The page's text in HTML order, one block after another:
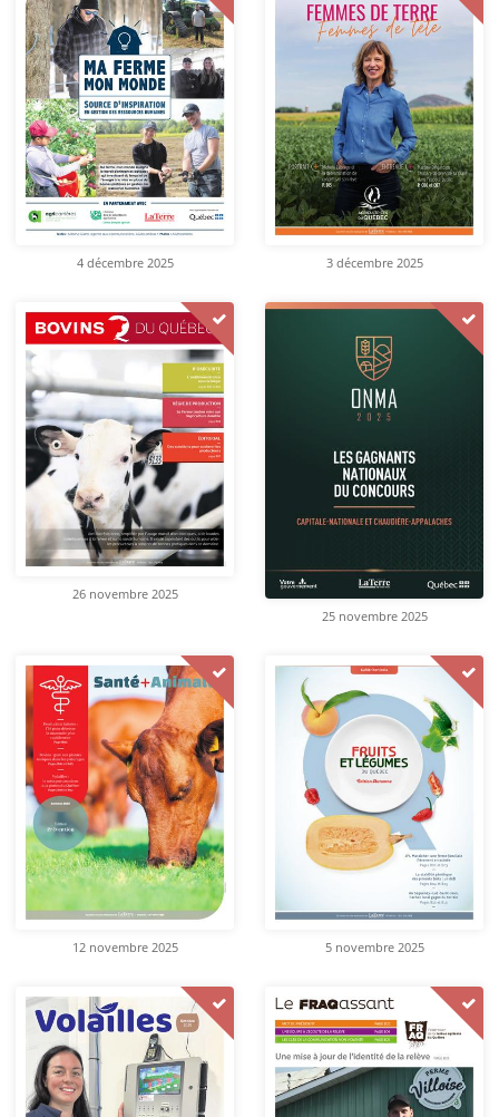
4 décembre 2025 3 décembre 2025
26 novembre 2025
25 novembre 2025
12 novembre 2025 5 novembre 2025